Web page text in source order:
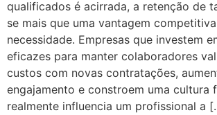
qualificados é acirrada, a retenção de
se mais que uma vantagem
necessidade. Empresas que investem
eficazes para manter colaboradores
custos com novas contratações,
engajamento e constroem uma cultura
realmente influencia um profissional a